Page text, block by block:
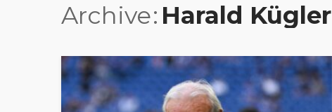
Archive Harald Kügler